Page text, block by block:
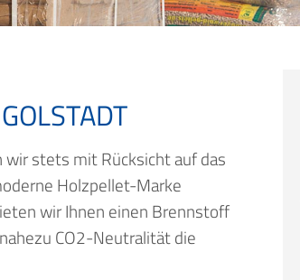
stets mit Rücksicht auf das
Holzpellet-Marke
wir Ihnen einen Brennstoff
CO2-Neutralität die